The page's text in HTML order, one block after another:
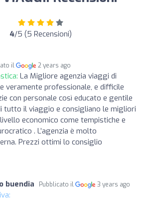
4/5 (5 Recensioni)
il 2 years ago
La Migliore agenzia viaggi di
veramente professionale, e difficile
con personale così educato e gentile
tutto il viaggio e consigliano le migliori
economico come tempistiche e
. L’agenzia è molto
Prezzi ottimi lo consiglio
buendia Pubblicato il 3 years ago